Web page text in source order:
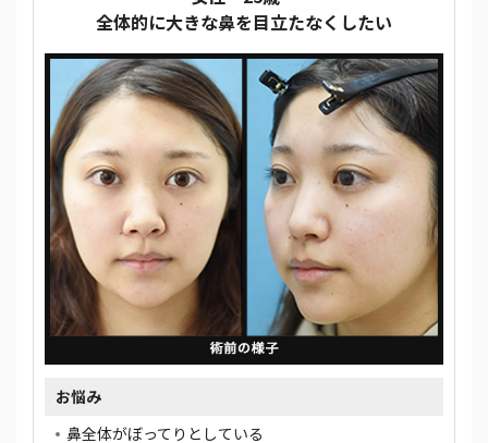
全体的に大きな鼻を目立たなくしたい
お悩み
鼻全体がぼってりとしている